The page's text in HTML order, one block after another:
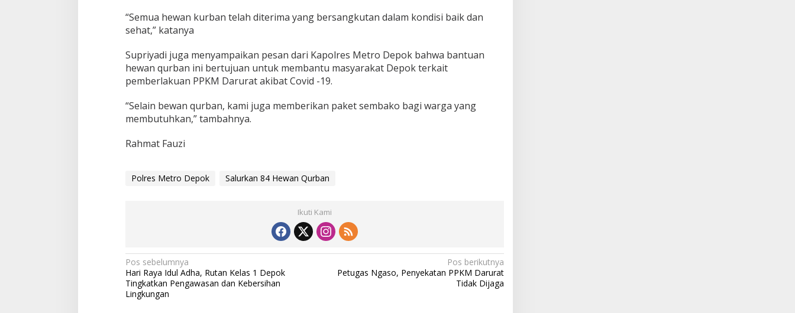
“Semua hewan kurban telah diterima yang bersangkutan dalam kondisi baik dan
sehat,” katanya
Supriyadi juga menyampaikan pesan dari Kapolres Metro Depok bahwa bantuan
hewan qurban ini bertujuan untuk membantu masyarakat Depok terkait
pemberlakuan PPKM Darurat akibat Covid -19.
“Selain bewan qurban, kami juga memberikan paket sembako bagi warga yang
membutuhkan,” tambahnya.
Rahmat Fauzi
Polres Metro Depok Salurkan 84 Hewan Qurban
Ikuti Kami
N
a
v
Pos sebelumnya
Hari Raya Idul Adha, Rutan Kelas 1 Depok
Tingkatkan Pengawasan dan Kebersihan
Lingkungan
Pos berikutnya
Petugas Ngaso, Penyekatan PPKM Darurat
Tidak Dijaga